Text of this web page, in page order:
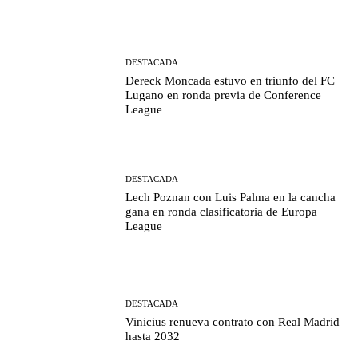
DESTACADA
Dereck Moncada estuvo en triunfo del FC
Lugano en ronda previa de Conference
League
DESTACADA
Lech Poznan con Luis Palma en la cancha
gana en ronda clasificatoria de Europa
League
DESTACADA
Vinicius renueva contrato con Real Madrid
hasta 2032